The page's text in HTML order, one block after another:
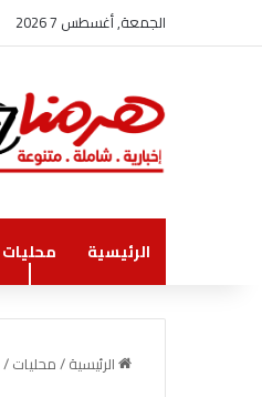
الجمعة, أغسطس 7 2026
الرئيسية محليات
الرئيسية/محليات/